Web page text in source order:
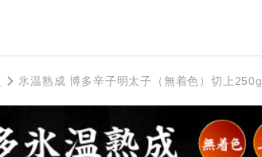
氷温熟成 博多辛子明太子（無着色）切上250g